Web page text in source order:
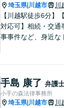
埼玉県| 川越市 川
【川越駅徒歩6分】
対応可】相続・交通
事事件など、身近な
よう尽力します。お
があれば、お気軽に
ださい。
手島 康了 弁護
小手の森法律事務所
埼玉県| 川越市 川